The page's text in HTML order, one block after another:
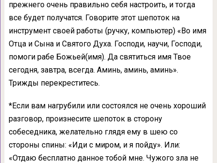
прежнего очень правильно себя настроить, и тогда
все будет получатся. Говорите этот шепоток на
инструмент своей работы (ручку, компьютер) «Во имя
Отца и Сына и Святого Духа. Господи, научи, Господи,
помоги рабе Божьей(имя). Да святиться имя Твое
сегодня, завтра, всегда. Аминь, аминь, аминь».
Трижды перекреститесь.
*Если вам нагрубили или состоялся не очень хороший
разговор, произнесите шепоток в сторону
собеседника, желательно глядя ему в шею со
стороны спины: «Иди с миром, и я пойду». Или:
«Отдаю бесплатно данное тобой мне. Чужого зла не